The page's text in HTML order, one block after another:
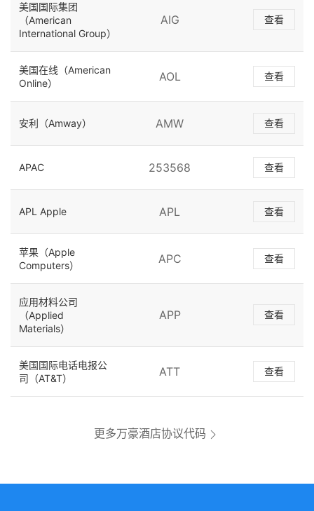
美国国际集团
（American
International Group）
AIG 查看
美国在线（American
Online）
AOL 查看
安利（Amway） AMW 查看
APAC 253568 查看
APL Apple APL 查看
苹果（Apple
Computers）
APC 查看
应用材料公司
（Applied
Materials）
APP 查看
美国国际电话电报公
司（AT&T）
ATT 查看
更多万豪酒店协议代码